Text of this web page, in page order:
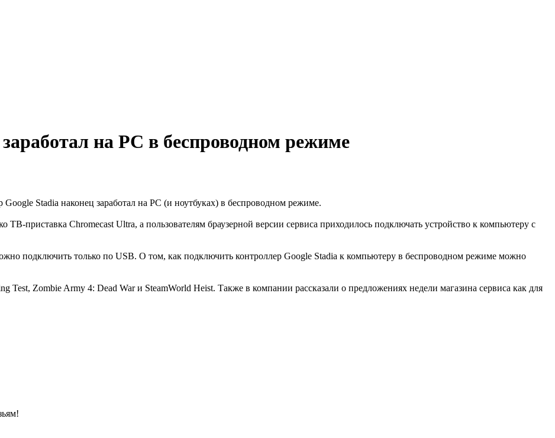
на PC в беспроводном режиме
Stadia наконец заработал на PC (и ноутбуках) в беспроводном режиме.
TB-приставка Chromecast Ultra, а пользователям браузерной версии сервиса приходилось подключать устройство к компьютеру с
подключить только по USB. О том, как подключить контроллер Google Stadia к компьютеру в беспроводном режиме можно
Test, Zombie Army 4: Dead War и SteamWorld Heist. Также в компании рассказали о предложениях недели магазина сервиса как для